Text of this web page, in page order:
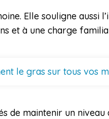
Elle souligne aussi
et à une charge
le gras sur tous vos
de maintenir un